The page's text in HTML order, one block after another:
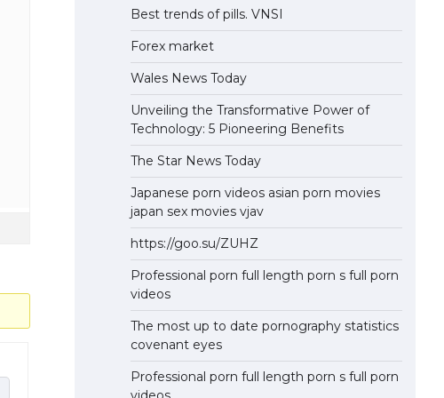
Best trends of pills. VNSI
Forex market
Wales News Today
Unveiling the Transformative Power of
Technology: 5 Pioneering Benefits
The Star News Today
Japanese porn videos asian porn movies
japan sex movies vjav
https://goo.su/ZUHZ
Professional porn full length porn s full porn
videos
The most up to date pornography statistics
covenant eyes
Professional porn full length porn s full porn